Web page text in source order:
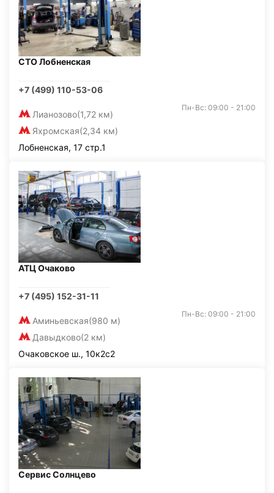
СТО Лобненская
+7 (499) 110-53-06
Лианозово(1,72 км)
Яхромская(2,34 км)
Пн-Вс: 09:00 - 21:00
Лобненская, 17 стр.1
АТЦ Очаково
+7 (495) 152-31-11
Аминьевская(980 м)
Давыдково(2 км)
Пн-Вс: 09:00 - 21:00
Очаковское ш., 10к2с2
Сервис Солнцево